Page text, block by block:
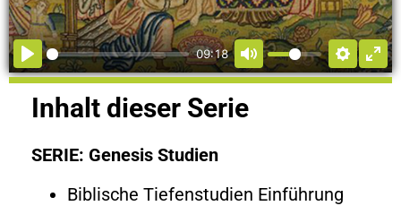
09:18
Inhalt dieser Serie
SERIE: Genesis Studien
Biblische Tiefenstudien Einführung